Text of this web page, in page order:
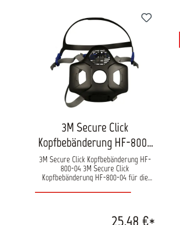
3M Secure Click
Kopfbebänderung HF-800-
xx
3M Secure Click Kopfbebänderung HF-
800-04 3M Secure Click
Kopfbebänderung HF-800-04 für die
Sprechmembran (HF-801SD, HF-802SD,
Ersatzteil, das die Lebensdauer Ihrer
Atemschutzmaske HF-800SD
25,48 €*